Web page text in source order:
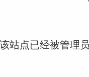
站点已经被管理